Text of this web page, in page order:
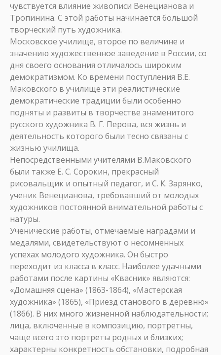
чувствуется влияние живописи Венецианова и
Тропинина. С этой работы начинается большой
творческий путь художника.
Московское училище, второе по величине и
значению художественное заведение в России, со
дня своего основания отличалось широким
демократизмом. Ко времени поступления В.Е.
Маковского в училище эти реалистические
демократические традиции были особенно
подняты и развиты в творчестве знаменитого
русского художника В. Г. Перова, вся жизнь и
деятельность которого были тесно связаны с
жизнью училища.
Непосредственными учителями В.Маковского
были также Е. С. Сорокин, прекрасный
рисовальщик и опытный педагог, и С. К. Зарянко,
ученик Венецианова, требовавший от молодых
художников постоянной внимательной работы с
натуры.
Ученические работы, отмечаемые наградами и
медалями, свидетельствуют о несомненных
успехах молодого художника. Он быстро
переходит из класса в класс. Наиболее удачными
работами после картины «Квасник» являются:
«Домашняя сцена» (1863-1864), «Мастерская
художника» (1865), «Приезд станового в деревню»
(1866). В них много жизненной наблюдательности;
лица, включенные в композицию, портретны,
чаще всего это портреты родных и близких;
характерны конкретность обстановки, подробная